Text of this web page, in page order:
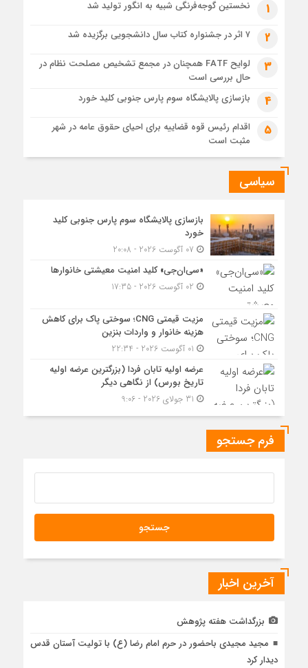
عملیات اجرایی پروژه تصفیه پساب شهری؛ پتروشیمی تبریز در
مسیر تحقق صنعت سبز
6 روز قبل
مزیت قیمتی CNG؛ سوختی پاک برای کاهش هزینه خانوار و
واردات بنزین
1 نخستین گوجه‌فرنگی شبیه به انگور تولید شد
2 ۷ اثر در جشنواره کتاب سال دانشجویی برگزیده شد
3
لوایح FATF همچنان در مجمع تشخیص مصلحت نظام در
حال بررسی است
4 بازسازی پالایشگاه سوم پارس جنوبی کلید خورد
5
اقدام رئیس قوه قضاییه برای احیای حقوق عامه در شهر
مثبت است
سیاسی
بازسازی پالایشگاه سوم پارس جنوبی کلید
خورد
«سی‌ان‌جی» کلید امنیت معیشتی خانوارها
مزیت قیمتی CNG؛ سوختی پاک برای کاهش
هزینه خانوار و واردات بنزین
عرضه اولیه تابان فردا (بزرگترین عرضه اولیه
تاریخ بورس) از نگاهی دیگر
فرم جستجو
آخرین اخبار
بزرگداشت هفته پژوهش
مجید مجیدی باحضور در حرم امام رضا (ع) با تولیت آستان قدس
دیدار کرد